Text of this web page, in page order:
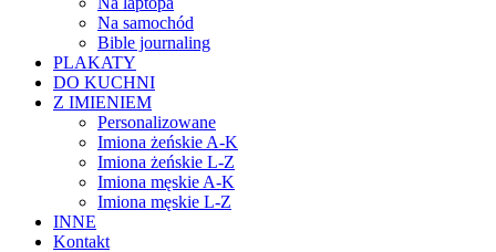
Na samochód
Bible journaling
PLAKATY
DO KUCHNI
Z IMIENIEM
Personalizowane
Imiona żeńskie A-K
Imiona żeńskie L-Z
Imiona męskie A-K
Imiona męskie L-Z
INNE
Kontakt